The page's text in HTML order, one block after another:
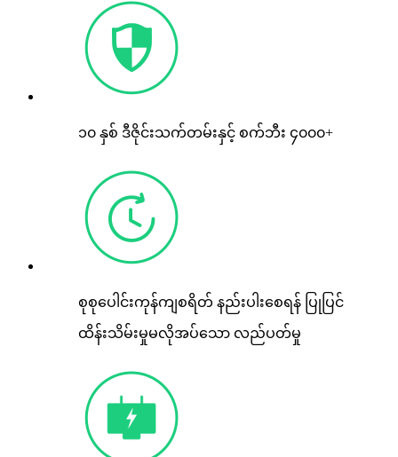
၁၀ နှစ် ဒီဇိုင်းသက်တမ်းနှင့် စက်ဘီး ၄၀၀၀+
စုစုပေါင်းကုန်ကျစရိတ် နည်းပါးစေရန် ပြုပြင်
ထိန်းသိမ်းမှုမလိုအပ်သော လည်ပတ်မှု